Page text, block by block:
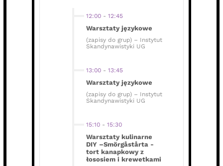
12:00 - 12:45
Warsztaty językowe
(zapisy do grup) – Instytut
Skandynawistyki UG
13:00 - 13:45
Warsztaty językowe
(zapisy do grup) – Instytut
Skandynawistyki UG
15:10 - 15:30
Warsztaty kulinarne
DIY –Smörgåstårta -
tort kanapkowy z
łososiem i krewetkami